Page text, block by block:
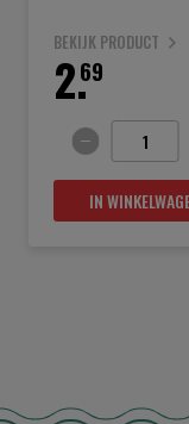
BEKIJK PRODUCT
69
2.
IN